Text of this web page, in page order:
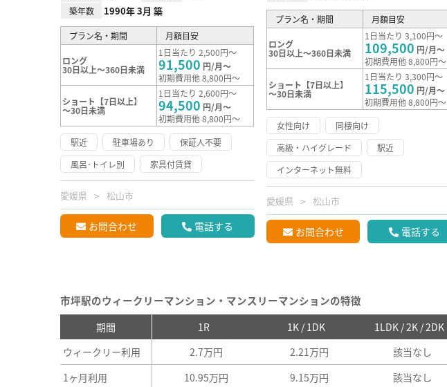
築年数 1990年 3月 築
プラン名・期間 月額目安
ロング
30日以上～360日未満
1日当たり 2,500円～
91,500 円/月～
初期費用他 8,800円～
ショート【7日以上】
～30日未満
1日当たり 2,600円～
94,500 円/月～
初期費用他 8,800円～
駅近
駐車場あり
保証人不要
風呂･トイレ別
家具付賃貸
愛媛県 松山市
お問合わせ 電話する
プラン名・期間 月額目安
ロング
30日以上～360日未満
1日当たり 3,100円～
109,500 円/月～
初期費用他 8,800円～
ショート【7日以上】
～30日未満
1日当たり 3,300円～
115,500 円/月～
初期費用他 8,800円～
女性向け
同棲向け
高級・ハイグレード
駅近
インターネット無料
愛媛県 松山市
お問合わせ 電話する
市坪駅のウィークリーマンション・マンスリーマンションの特徴
期間 1R 1K / 1DK 1LDK / 2K / 2DK
ウィークリー利用
2.7万円 2.21万円 該当なし
1ヶ月利用
10.95万円 9.15万円 該当なし